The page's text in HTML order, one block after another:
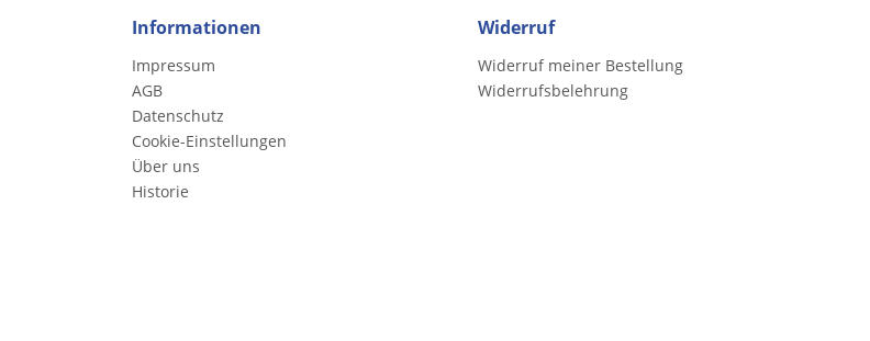
Informationen
Impressum
AGB
Datenschutz
Cookie-Einstellungen
Über uns
Historie
Widerruf
Widerruf meiner Bestellung
Widerrufsbelehrung